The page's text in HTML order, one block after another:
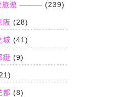
旅遊 ——— (239)
阪 (28)
城 (41)
誕 (9)
都 (8)